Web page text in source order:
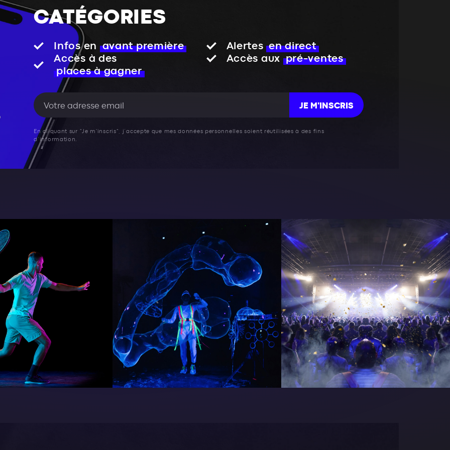
CATÉGORIES
Infos en avant première Alertes en direct
Accès à des
places à gagner
Accès aux pré-ventes
JE M'INSCRIS
En cliquant sur "Je m'inscris", j’accepte que mes données personnelles soient réutilisées à des fins
d’information.